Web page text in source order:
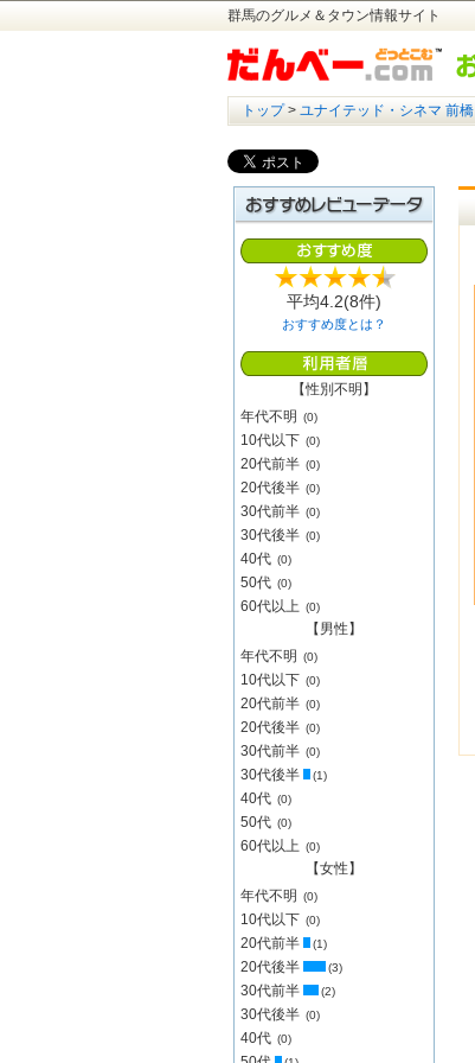
群馬のグルメ＆タウン情報サイト
トップ> ユナイテッド・シネマ 前橋
平均4.2(8件)
おすすめ度とは？
【性別不明】
年代不明
(0)
10代以下 (0)
20代前半 (0)
20代後半 (0)
30代前半 (0)
30代後半 (0)
40代 (0)
50代 (0)
60代以上 (0)
【男性】
年代不明
(0)
10代以下 (0)
20代前半 (0)
20代後半 (0)
30代前半 (0)
30代後半 (1)
40代 (0)
50代 (0)
60代以上 (0)
【女性】
年代不明
(0)
10代以下 (0)
20代前半 (1)
20代後半 (3)
30代前半 (2)
30代後半 (0)
40代 (0)